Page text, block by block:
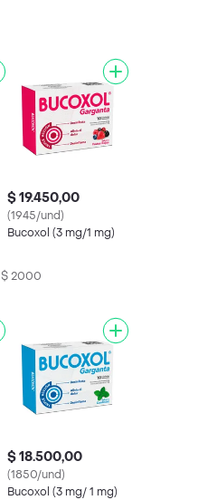
$ 19.450,00
(1945/und)
Bucoxol (3 mg/1 mg)
$ 2000
$ 18.500,00
(1850/und)
Bucoxol (3 mg/ 1 mg)